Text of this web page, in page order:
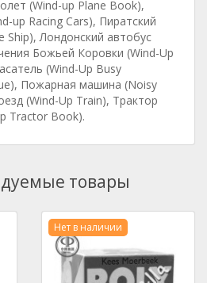
(Wind-up Plane Book),
up Racing Cars), Пиратский
Ship), Лондонский автобус
Божьей Коровки (Wind-Up
(Wind-Up Busy
Пожарная машина (Noisy
(Wind-Up Train), Трактор
Tractor Book).
товары
Нет в наличии